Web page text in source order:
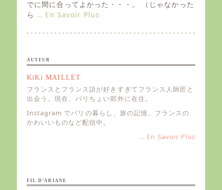
o
n
でに間に合ってよかった・・・。 （じゃなかった
ら … En Savoir Plus
AUTEUR
KiKi MAILLET
フランスとフランス語が好きすぎてフランス人師匠と
出会う。現在、パリちょい郊外に在住。
Instagram でパリの暮らし、旅の記憶、フランスの
かわいいものなど配信中。
... En Savoir Plus
FIL D’ARIANE